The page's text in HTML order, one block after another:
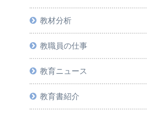
教材分析
教職員の仕事
教育ニュース
教育書紹介